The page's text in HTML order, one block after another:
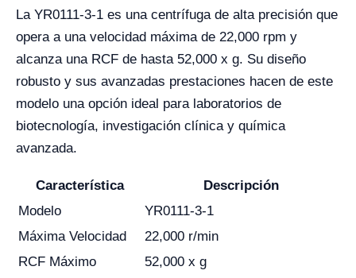
La YR0111-3-1 es una centrífuga de alta precisión que
opera a una velocidad máxima de 22,000 rpm y
alcanza una RCF de hasta 52,000 x g. Su diseño
robusto y sus avanzadas prestaciones hacen de este
modelo una opción ideal para laboratorios de
biotecnología, investigación clínica y química
avanzada.
Característica
Descripción
Modelo
YR0111-3-1
Máxima Velocidad
22,000 r/min
RCF Máximo
52,000 x g